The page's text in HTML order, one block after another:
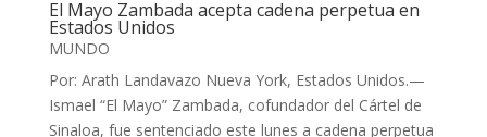
El Mayo Zambada acepta cadena perpetua en
Estados Unidos
MUNDO
Por: Arath Landavazo Nueva York, Estados Unidos.—
Ismael “El Mayo” Zambada, cofundador del Cártel de
Sinaloa, fue sentenciado este lunes a cadena perpetua